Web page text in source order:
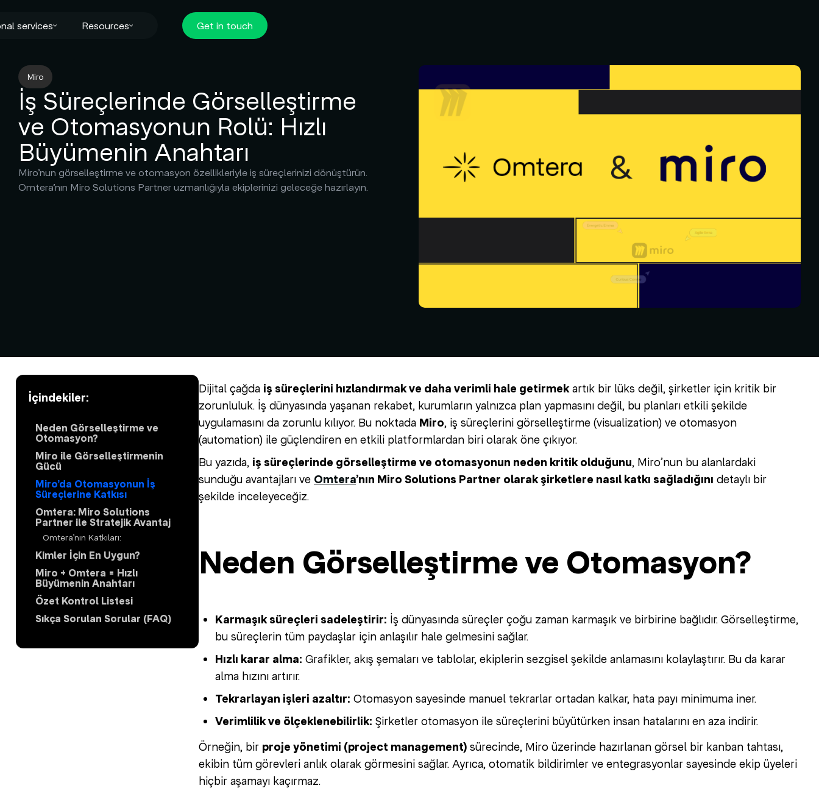
services Resources Get in touch
Miro
İş Süreçlerinde Görselleştirme
ve Otomasyonun Rolü: Hızlı
Büyümenin Anahtarı
Miro’nun görselleştirme ve otomasyon özellikleriyle iş süreçlerinizi dönüştürün.
Omtera’nın Miro Solutions Partner uzmanlığıyla ekiplerinizi geleceğe hazırlayın.
İçindekiler:
Neden Görselleştirme ve
Otomasyon?
Miro ile Görselleştirmenin
Gücü
Miro’da Otomasyonun İş
Süreçlerine Katkısı
Omtera: Miro Solutions
Partner ile Stratejik Avantaj
Omtera’nın Katkıları:
Kimler İçin En Uygun?
Miro + Omtera = Hızlı
Büyümenin Anahtarı
Özet Kontrol Listesi
Sıkça Sorulan Sorular (FAQ)
Dijital çağda iş süreçlerini hızlandırmak ve daha verimli hale getirmekartık bir lüks değil, şirketler için kritik bir
zorunluluk. İş dünyasında yaşanan rekabet, kurumların yalnızca plan yapmasını değil, bu planları etkili şekilde
uygulamasını da zorunlu kılıyor. Bu noktada Miro, iş süreçlerini görselleştirme (visualization) ve otomasyon
(automation) ile güçlendiren en etkili platformlardan biri olarak öne çıkıyor.
Bu yazıda, iş süreçlerinde görselleştirme ve otomasyonun neden kritik olduğunu, Miro’nun bu alanlardaki
sunduğu avantajları ve Omtera’nın Miro Solutions Partner olarak şirketlere nasıl katkı sağladığını detaylı bir
şekilde inceleyeceğiz.
Neden Görselleştirme ve Otomasyon?
Karmaşık süreçleri sadeleştirir: İş dünyasında süreçler çoğu zaman karmaşık ve birbirine bağlıdır. Görselleştirme,
bu süreçlerin tüm paydaşlar için anlaşılır hale gelmesini sağlar.
Hızlı karar alma: Grafikler, akış şemaları ve tablolar, ekiplerin sezgisel şekilde anlamasını kolaylaştırır. Bu da karar
alma hızını artırır.
Tekrarlayan işleri azaltır: Otomasyon sayesinde manuel tekrarlar ortadan kalkar, hata payı minimuma iner.
Verimlilik ve ölçeklenebilirlik: Şirketler otomasyon ile süreçlerini büyütürken insan hatalarını en aza indirir.
Örneğin, bir proje yönetimi (project management) sürecinde, Miro üzerinde hazırlanan görsel bir kanban tahtası,
ekibin tüm görevleri anlık olarak görmesini sağlar. Ayrıca, otomatik bildirimler ve entegrasyonlar sayesinde ekip üyeleri
hiçbir aşamayı kaçırmaz.